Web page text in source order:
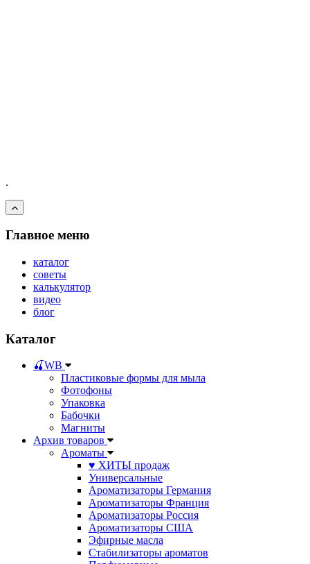
.
Главное меню
каталог
советы
калькулятор
видео
блог
Каталог
🍒WB
Пластиковые формы для мыла
Фотофоны
Упаковка
Бабочки
Магниты
Архив товаров
Ароматы
♥ ХИТЫ продаж
Универсальные
Ароматизаторы Германия
Ароматизаторы Франция
Ароматизаторы Россия
Ароматизаторы США
Эфирные масла
Стабилизаторы ароматов